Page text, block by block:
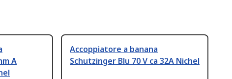
A
Accoppiatore a banana
Schutzinger Blu 70 V ca 32A Nichel